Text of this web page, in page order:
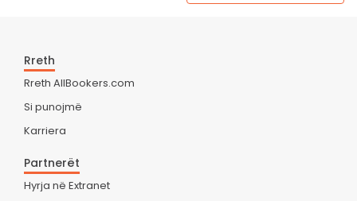
Rreth
Rreth AllBookers.com
Si punojmë
Karriera
Partnerët
Hyrja në Extranet